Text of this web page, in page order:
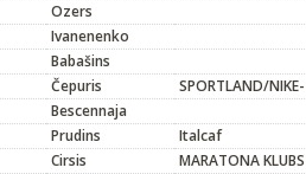
Ozers
Ivanenenko
Babašins
Čepuris
SPORTLAND/
Bescennaja
Prudins
Italcaf
Cirsis
MARATONA KLUBS